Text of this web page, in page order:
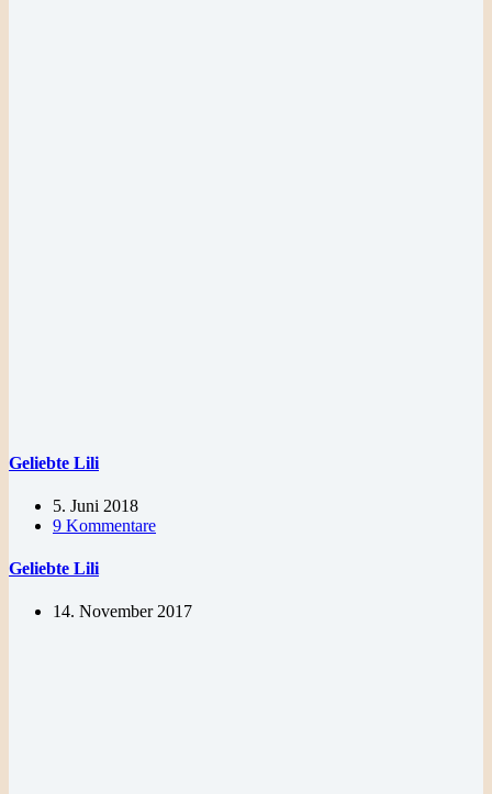
Geliebte Lili
5. Juni 2018
9 Kommentare
Geliebte Lili
14. November 2017